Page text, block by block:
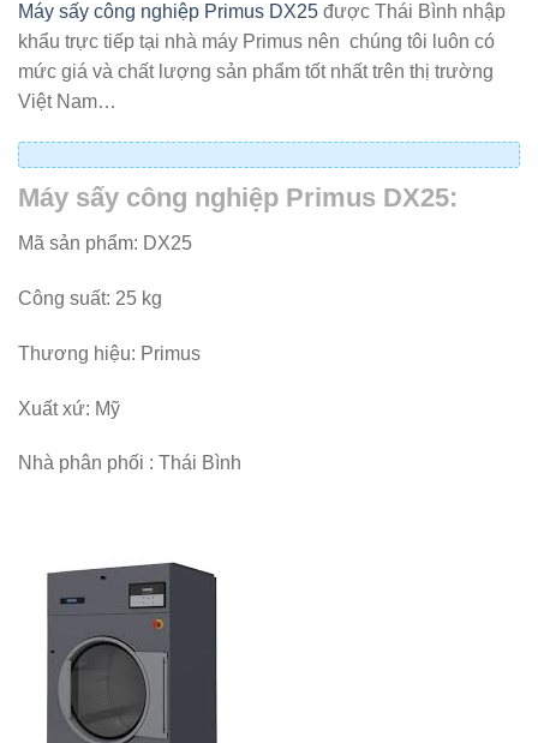
Máy sấy công nghiệp Primus DX25 được Thái Bình nhập
khẩu trực tiếp tại nhà máy Primus nên chúng tôi luôn có
mức giá và chất lượng sản phẩm tốt nhất trên thị trường
Việt Nam…
Máy sấy công nghiệp Primus DX25:
Mã sản phẩm: DX25
Công suất: 25 kg
Thương hiệu: Primus
Xuất xứ: Mỹ
Nhà phân phối : Thái Bình